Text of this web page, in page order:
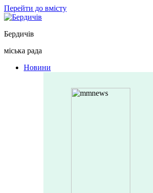
Перейти до вмісту
Бердичів
міська рада
Новини